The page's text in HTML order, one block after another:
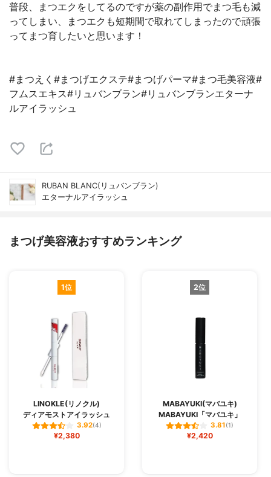
普段、まつエクをしてるのですが薬の副作用でまつ毛も減
ってしまい、まつエクも短期間で取れてしまったので頑張
ってまつ育したいと思います！
#まつえく#まつげエクステ#まつげパーマ#まつ毛美容液#
フムスエキス#リュバンブラン#リュバンブランエターナ
ルアイラッシュ
RUBAN BLANC(リュバンブラン)
エターナルアイラッシュ
まつげ美容液おすすめランキング
1位
LINOKLE(リノクル)
ディアモストアイラッシュ
3.92(4)
¥2,380
2位
MABAYUKI(マバユキ)
MABAYUKI「マバユキ」
3.81(1)
¥2,420